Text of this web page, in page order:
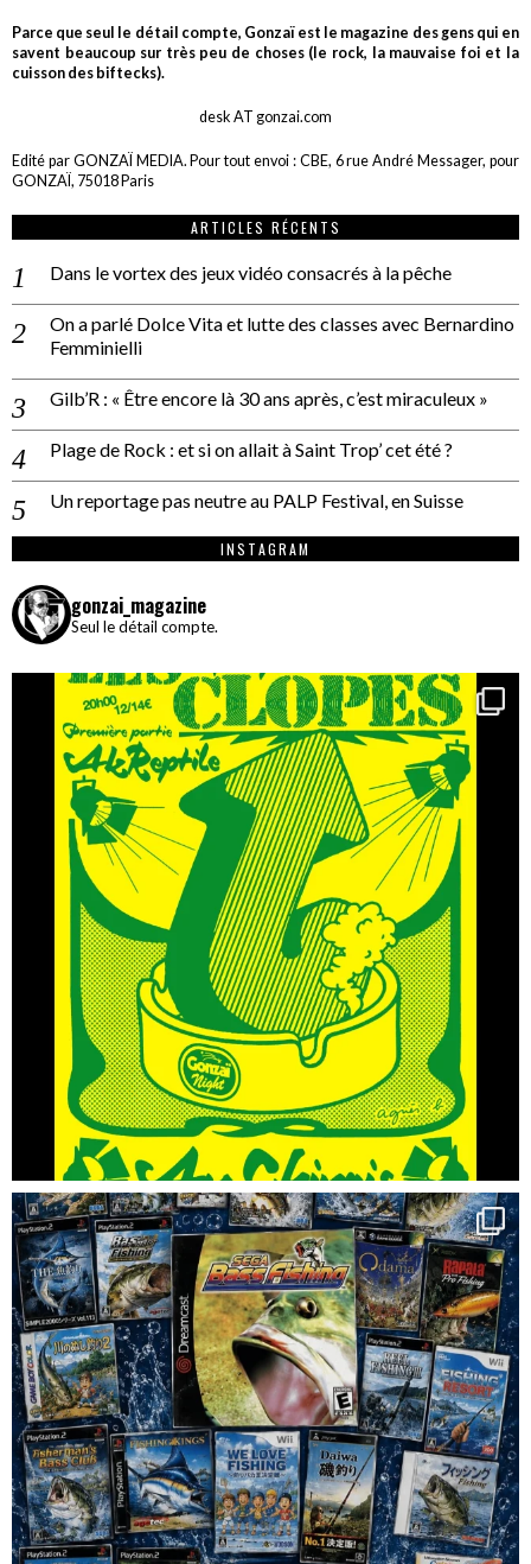
Parce que seul le détail compte, Gonzaï est le magazine des gens qui en
savent beaucoup sur très peu de choses (le rock, la mauvaise foi et la
cuisson des biftecks).
desk AT gonzai.com
Edité par GONZAÏ MEDIA. Pour tout envoi : CBE, 6 rue André Messager, pour
GONZAÏ, 75018 Paris
ARTICLES RÉCENTS
Dans le vortex des jeux vidéo consacrés à la pêche
On a parlé Dolce Vita et lutte des classes avec Bernardino
Femminielli
Gilb’R : « Être encore là 30 ans après, c’est miraculeux »
Plage de Rock : et si on allait à Saint Trop’ cet été ?
Un reportage pas neutre au PALP Festival, en Suisse
INSTAGRAM
gonzai_magazine
Seul le détail compte.